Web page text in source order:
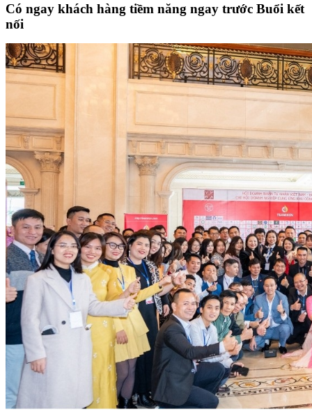
Có ngay khách hàng tiềm năng ngay trước Buổi kết
nối